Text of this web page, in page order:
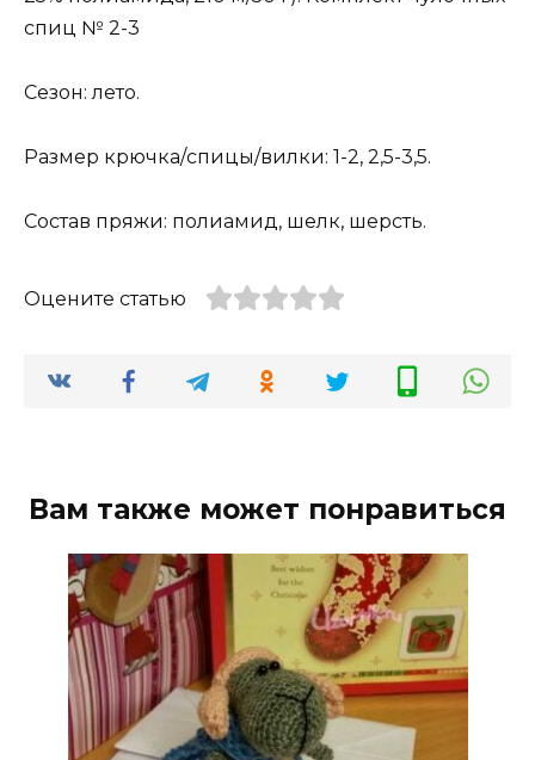
спиц № 2-3
Сезон: лето.
Размер крючка/спицы/вилки: 1-2, 2,5-3,5.
Состав пряжи: полиамид, шелк, шерсть.
Оцените статью
Вам также может понравиться